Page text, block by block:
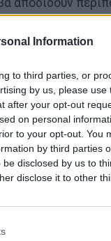
Information
to third parties, or
by us, please
after your opt-out
on personal
to your opt-out. You
by third parties
disclosed by us to
disclose it to other
άλλων
εκτοξεύονται